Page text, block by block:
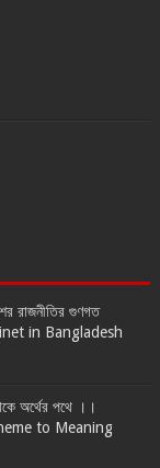
রাজনীতির গুণগত
in Bangladesh
অর্থের পথে ।।
to Meaning